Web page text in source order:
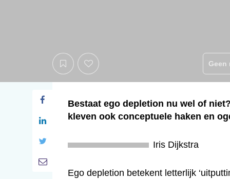
Geen
Bestaat ego depletion nu wel of
kleven ook conceptuele haken en
Iris Dijkstra
Ego depletion betekent letterlijk